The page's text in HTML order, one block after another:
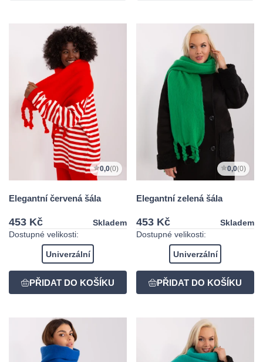
0,0(0)
Elegantní červená šála
453 Kč
Skladem
Dostupné velikosti:
Univerzální
0,0(0)
Elegantní zelená šála
453 Kč
Skladem
Dostupné velikosti:
Univerzální